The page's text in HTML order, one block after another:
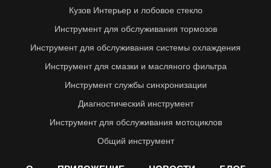
Кузов Интерьер и лобовое стекло
Инструмент для обслуживания тормозов
Инструмент для обслуживания системы охлаждения
Инструмент для смазки и масляного фильтра
Инструмент службы синхронизации
Диагностический инструмент
Инструмент для обслуживания мотоциклов
Общий инструмент